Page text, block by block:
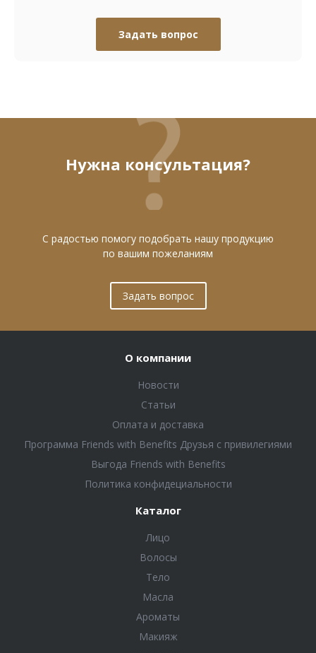
Задать вопрос
Нужна консультация?
С радостью помогу подобрать нашу продукцию
по вашим пожеланиям
Задать вопрос
О компании
Новости
Статьи
Оплата и доставка
Программа Friends with Benefits Друзья с привилегиями
Выгода Friends with Benefits
Политика конфидециальности
Каталог
Лицо
Волосы
Тело
Масла
Ароматы
Макияж